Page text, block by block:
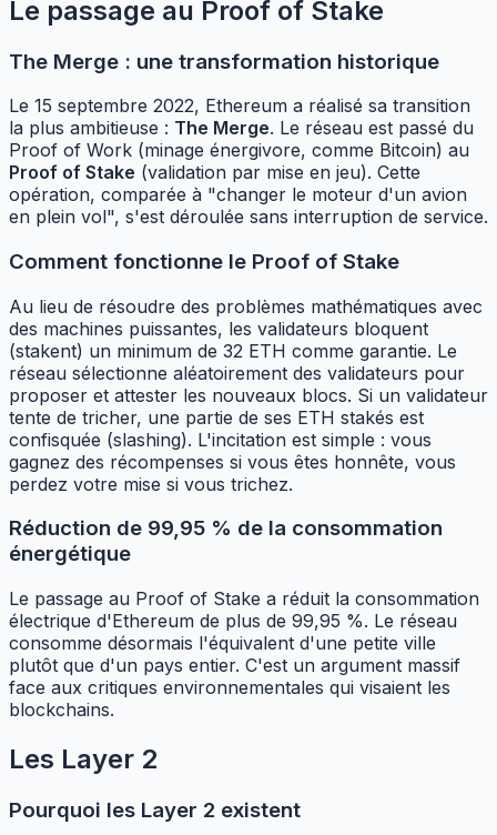
Le passage au Proof of Stake
The Merge : une transformation historique
Le 15 septembre 2022, Ethereum a réalisé sa transition
la plus ambitieuse : The Merge. Le réseau est passé du
Proof of Work (minage énergivore, comme Bitcoin) au
Proof of Stake (validation par mise en jeu). Cette
opération, comparée à "changer le moteur d'un avion
en plein vol", s'est déroulée sans interruption de service.
Comment fonctionne le Proof of Stake
Au lieu de résoudre des problèmes mathématiques avec
des machines puissantes, les validateurs bloquent
(stakent) un minimum de 32 ETH comme garantie. Le
réseau sélectionne aléatoirement des validateurs pour
proposer et attester les nouveaux blocs. Si un validateur
tente de tricher, une partie de ses ETH stakés est
confisquée (slashing). L'incitation est simple : vous
gagnez des récompenses si vous êtes honnête, vous
perdez votre mise si vous trichez.
Réduction de 99,95 % de la consommation
énergétique
Le passage au Proof of Stake a réduit la consommation
électrique d'Ethereum de plus de 99,95 %. Le réseau
consomme désormais l'équivalent d'une petite ville
plutôt que d'un pays entier. C'est un argument massif
face aux critiques environnementales qui visaient les
blockchains.
Les Layer 2
Pourquoi les Layer 2 existent